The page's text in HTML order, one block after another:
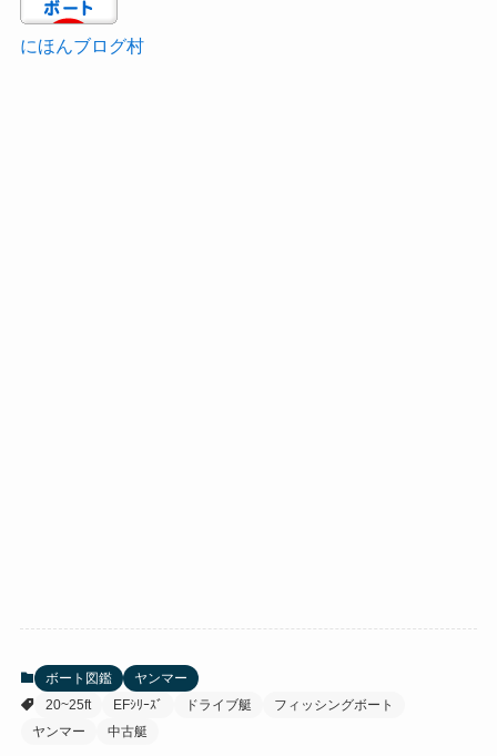
にほんブログ村
ボート図鑑
ヤンマー
20~25ft
EFｼﾘｰｽﾞ ドライブ艇
フィッシングボート
ヤンマー
中古艇